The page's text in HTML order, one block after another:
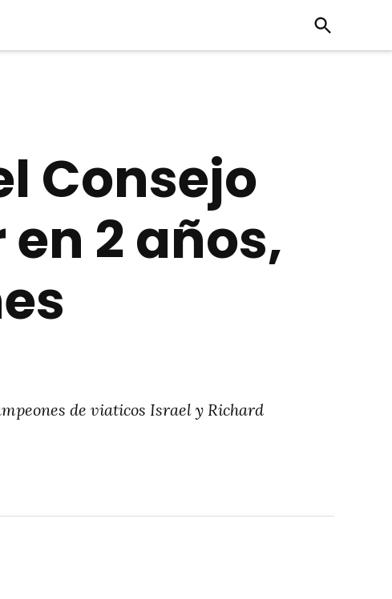
Open
Search
Consejo
2 años,
de viaticos Israel y Richard